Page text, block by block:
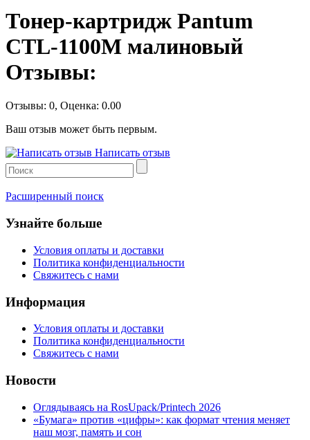
Тонер-картридж Pantum
CTL-1100M малиновый
Отзывы:
Отзывы: 0, Оценка: 0.00
Ваш отзыв может быть первым.
Написать отзыв
Расширенный поиск
Узнайте больше
Условия оплаты и доставки
Политика конфиденциальности
Свяжитесь с нами
Информация
Условия оплаты и доставки
Политика конфиденциальности
Свяжитесь с нами
Новости
Оглядываясь на RosUpack/Printech 2026
«Бумага» против «цифры»: как формат чтения меняет
наш мозг, память и сон